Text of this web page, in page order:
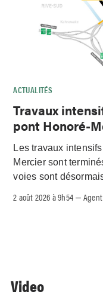
ACTUALITÉS
Travaux
pont Honoré-
Les travaux
Mercier sont
voies sont
2 août 2026 à 9h54 –
Video